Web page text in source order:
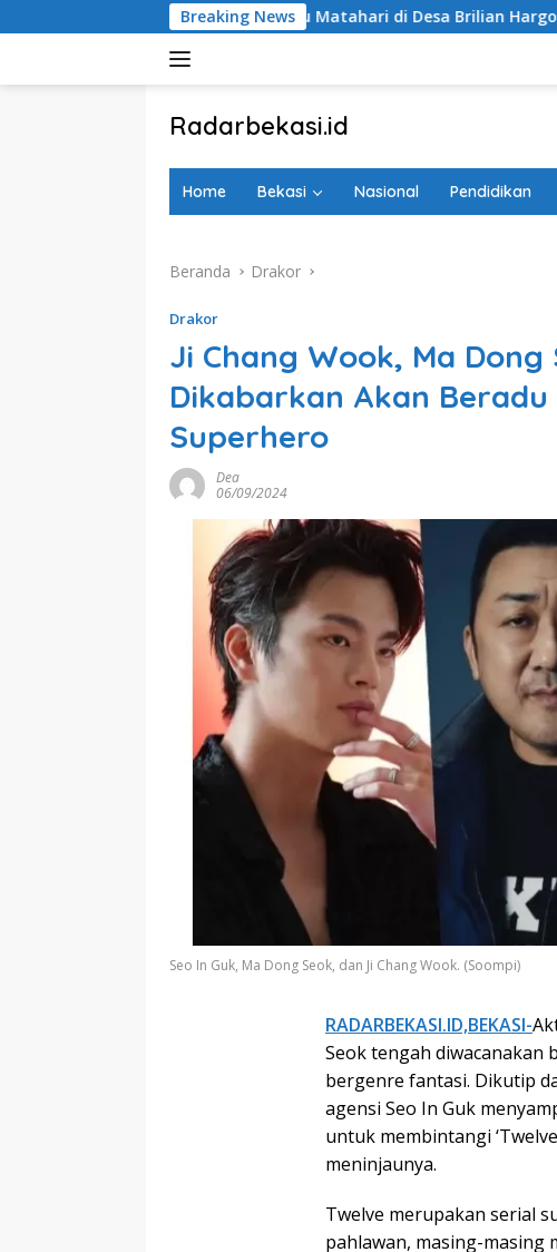
ke
Breaking News
Matahari di Desa Brilian Hargobinangun Sleman
Radarbekasi.id
Bekasi
Home Bekasi Nasional Pendidikan
Beranda Drakor
Drakor
Ji Chang Wook, Ma Dong
Dikabarkan Akan
Superhero
Dea
06/09/2024
Seo In Guk, Ma Dong Seok, dan Ji Chang Wook. (Soompi)
RADARBEKASI.ID,BEKASI-
Seok tengah
bergenre fantasi. Dikutip
agensi Seo In Guk
untuk membintangi
meninjaunya.
Twelve merupakan serial
pahlawan, masing-masing